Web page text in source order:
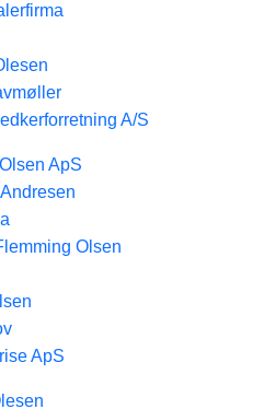
A/S
ApS
Olsen
ApS